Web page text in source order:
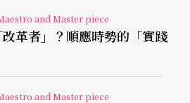
展覽，以學院寫實主義風格
出現表現主義的新風格。德
個與表現主義有關的藝術團
Emil Nolde，1867-1956）
and Master piece
革者」？順應時勢的「實踐
and Master piece